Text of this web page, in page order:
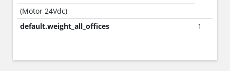
(Motor 24Vdc)
default.weight_all_offices
1